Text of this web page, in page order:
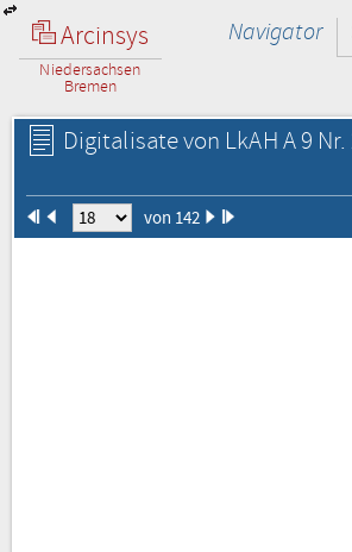
Arcinsys
Niedersachsen
Bremen
Navigator
Digitalisate von LkAH A 9 Nr.
von 142